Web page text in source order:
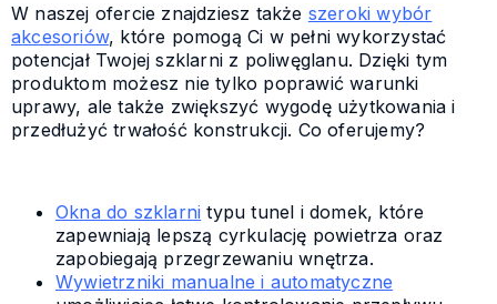
W naszej ofercie znajdziesz także szeroki wybór
akcesoriów, które pomogą Ci w pełni wykorzystać
potencjał Twojej szklarni z poliwęglanu. Dzięki tym
produktom możesz nie tylko poprawić warunki
uprawy, ale także zwiększyć wygodę użytkowania i
przedłużyć trwałość konstrukcji. Co oferujemy?
Okna do szklarni typu tunel i domek, które
zapewniają lepszą cyrkulację powietrza oraz
zapobiegają przegrzewaniu wnętrza.
Wywietrzniki manualne i automatyczne